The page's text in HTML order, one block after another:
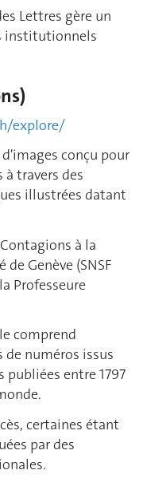
Lettres gère un
institutionnels
explore/
conçu pour
travers des
illustrées datant
à la
Genève (SNSF
Professeure
comprend
numéros issus
entre 1797
certaines étant
par des